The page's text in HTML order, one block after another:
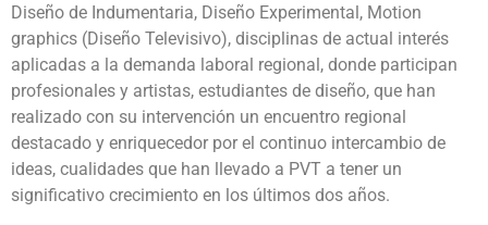
Diseño de Indumentaria, Diseño Experimental, Motion
graphics (Diseño Televisivo), disciplinas de actual interés
aplicadas a la demanda laboral regional, donde participan
profesionales y artistas, estudiantes de diseño, que han
realizado con su intervención un encuentro regional
destacado y enriquecedor por el continuo intercambio de
ideas, cualidades que han llevado a PVT a tener un
significativo crecimiento en los últimos dos años.